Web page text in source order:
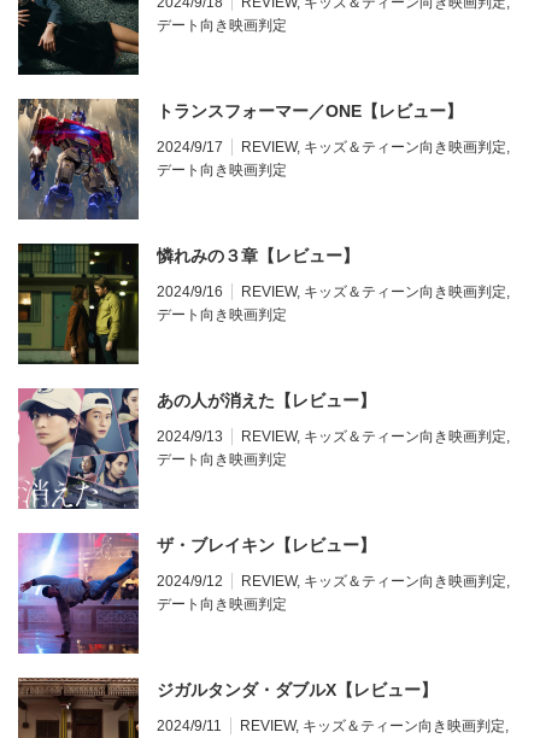
デート向き映画判定
トランスフォーマー／ONE【レビュー】
2024/9/17 REVIEW, キッズ＆ティーン向き映画判定
デート向き映画判定
憐れみの３章【レビュー】
2024/9/16 REVIEW, キッズ＆ティーン向き映画判定
デート向き映画判定
あの人が消えた【レビュー】
2024/9/13 REVIEW, キッズ＆ティーン向き映画判定
デート向き映画判定
ザ・ブレイキン【レビュー】
2024/9/12 REVIEW, キッズ＆ティーン向き映画判定
デート向き映画判定
ジガルタンダ・ダブルX【レビュー】
2024/9/11 REVIEW, キッズ＆ティーン向き映画判定